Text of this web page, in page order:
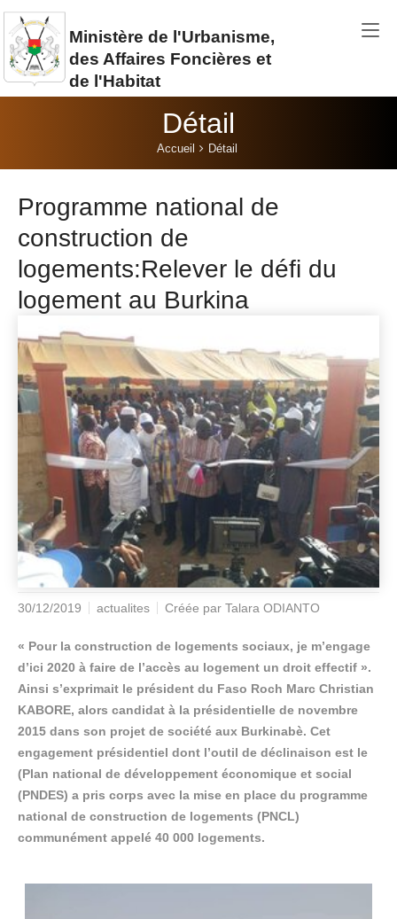
Aller au contenu principal
Ministère de l'Urbanisme,
des Affaires Foncières et
de l'Habitat
Détail
Accueil Détail
Programme national de
construction de
logements:Relever le défi du
logement au Burkina
30/12/2019 actualites Créée par Talara ODIANTO
« Pour la construction de logements sociaux, je m’engage
d’ici 2020 à faire de l’accès au logement un droit effectif ».
Ainsi s’exprimait le président du Faso Roch Marc Christian
KABORE, alors candidat à la présidentielle de novembre
2015 dans son projet de société aux Burkinabè. Cet
engagement présidentiel dont l’outil de déclinaison est le
(Plan national de développement économique et social
(PNDES) a pris corps avec la mise en place du programme
national de construction de logements (PNCL)
communément appelé 40 000 logements.